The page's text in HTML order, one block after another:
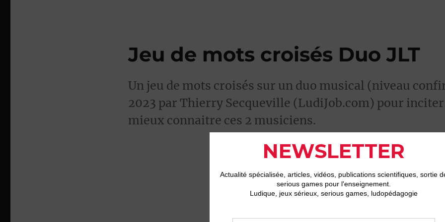
Jeu de mots croisés Duo JLT
Un jeu de mots croisés sur un duo musical (niveau
2023 par Thierry Secqueville (LudiJob.com) pour
mieux connaitre ces 2 musiciens.